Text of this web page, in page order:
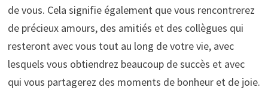
de vous. Cela signifie également que vous rencontrerez
de précieux amours, des amitiés et des collègues qui
resteront avec vous tout au long de votre vie, avec
lesquels vous obtiendrez beaucoup de succès et avec
qui vous partagerez des moments de bonheur et de joie.